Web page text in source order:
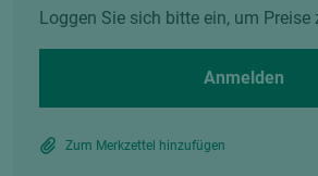
Loggen Sie sich bitte ein, um Preise
Anmelden
Zum Merkzettel hinzufügen